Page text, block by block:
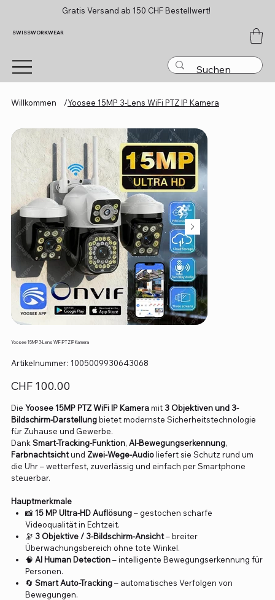
Gratis Versand ab 150 CHF Bestellwert!
SWISSWORKWEAR
Willkommen /Yoosee 15MP 3-Lens WiFi PTZ IP Kamera
Yoosee 15MP 3-Lens WiFi PTZ IP Kamera
Artikelnummer: Artikelnummer:
1005009930643068
1005009930643068
Preis
CHF 100.00
Die Yoosee 15MP PTZ WiFi IP Kameramit 3 Objektiven und 3-
Bildschirm-Darstellungbietet modernste Sicherheitstechnologie
für Zuhause und Gewerbe.
Dank Smart-Tracking-Funktion, AI-Bewegungserkennung,
Farbnachtsichtund Zwei-Wege-Audioliefert sie Schutz rund um
die Uhr – wetterfest, zuverlässig und einfach per Smartphone
steuerbar.
Hauptmerkmale
📸15 MP Ultra-HD Auflösung– gestochen scharfe
Videoqualität in Echtzeit.
🔭 3 Objektive / 3-Bildschirm-Ansicht– breiter
Überwachungsbereich ohne tote Winkel.
🧠AI Human Detection– intelligente Bewegungserkennung für
Personen.
🔄Smart Auto-Tracking– automatisches Verfolgen von
Bewegungen.